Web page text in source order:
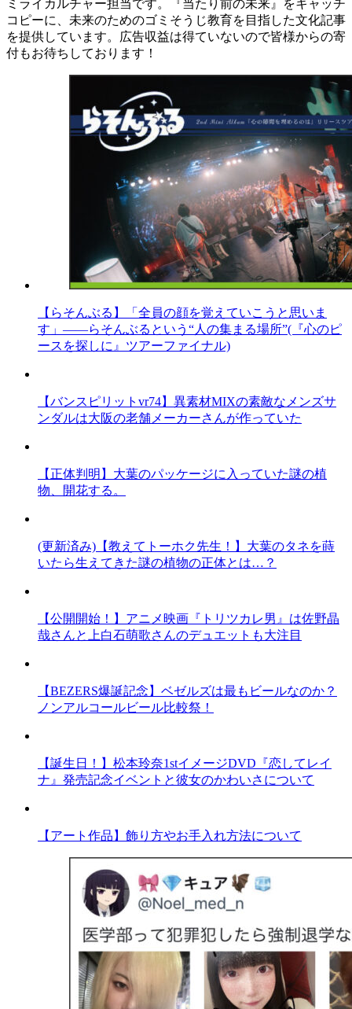
ミライカルチャー担当です。『当たり前の未来』をキャッチ
コピーに、未来のためのゴミそうじ教育を目指した文化記事
を提供しています。広告収益は得ていないので皆様からの寄
付もお待ちしております！
【らそんぶる】「全員の顔を覚えていこうと思いま
す」――らそんぶるという“人の集まる場所”(『心のピ
ースを探しに』ツアーファイナル)
【バンスピリットvr74】異素材MIXの素敵なメンズサ
ンダルは大阪の老舗メーカーさんが作っていた
【正体判明】大葉のパッケージに入っていた謎の植
物、開花する。
(更新済み)【教えてトーホク先生！】大葉のタネを蒔
いたら生えてきた謎の植物の正体とは…？
【公開開始！】アニメ映画『トリツカレ男』は佐野晶
哉さんと上白石萌歌さんのデュエットも大注目
【BEZERS爆誕記念】ベゼルズは最もビールなのか？
ノンアルコールビール比較祭！
【誕生日！】松本玲奈1stイメージDVD『恋してレイ
ナ』発売記念イベントと彼女のかわいさについて
【アート作品】飾り方やお手入れ方法について